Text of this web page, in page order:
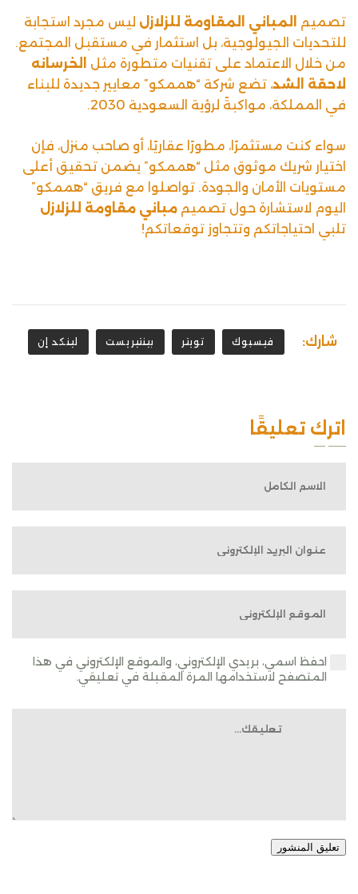
تصميم المباني المقاومة للزلازل ليس مجرد استجابة
للتحديات الجيولوجية، بل استثمار في مستقبل المجتمع.
من خلال الاعتماد على تقنيات متطورة مثل
الخرسانه
لاحقة الشد، تضع شركة “هممكو” معايير جديدة للبناء
في المملكة، مواكبةً لرؤية السعودية 2030.
سواء كنت مستثمرًا، مطورًا عقاريًا، أو صاحب منزل، فإن
اختيار شريك موثوق مثل “هممكو” يضمن تحقيق أعلى
مستويات الأمان والجودة. تواصلوا مع فريق “هممكو”
اليوم لاستشارة حول تصميم مباني مقاومة للزلازل
تلبي احتياجاتكم وتتجاوز توقعاتكم!
شارك: فيسبوك تويتر بينتيريست لينكد إن
اترك تعليقًا
احفظ اسمي، بريدي الإلكتروني، والموقع الإلكتروني في هذا
المتصفح لاستخدامها المرة المقبلة في تعليقي.
تعليق المنشور